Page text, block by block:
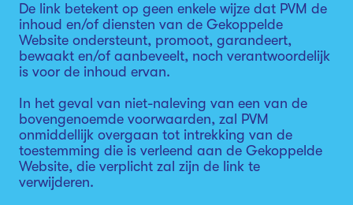
De link betekent op geen enkele wijze dat PVM de
inhoud en/of diensten van de Gekoppelde
Website ondersteunt, promoot, garandeert,
bewaakt en/of aanbeveelt, noch verantwoordelijk
is voor de inhoud ervan.
In het geval van niet-naleving van een van de
bovengenoemde voorwaarden, zal PVM
onmiddellijk overgaan tot intrekking van de
toestemming die is verleend aan de Gekoppelde
Website, die verplicht zal zijn de link te
verwijderen.